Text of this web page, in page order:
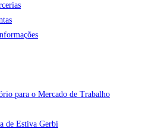
para o Mercado de Trabalho
de Estiva Gerbi